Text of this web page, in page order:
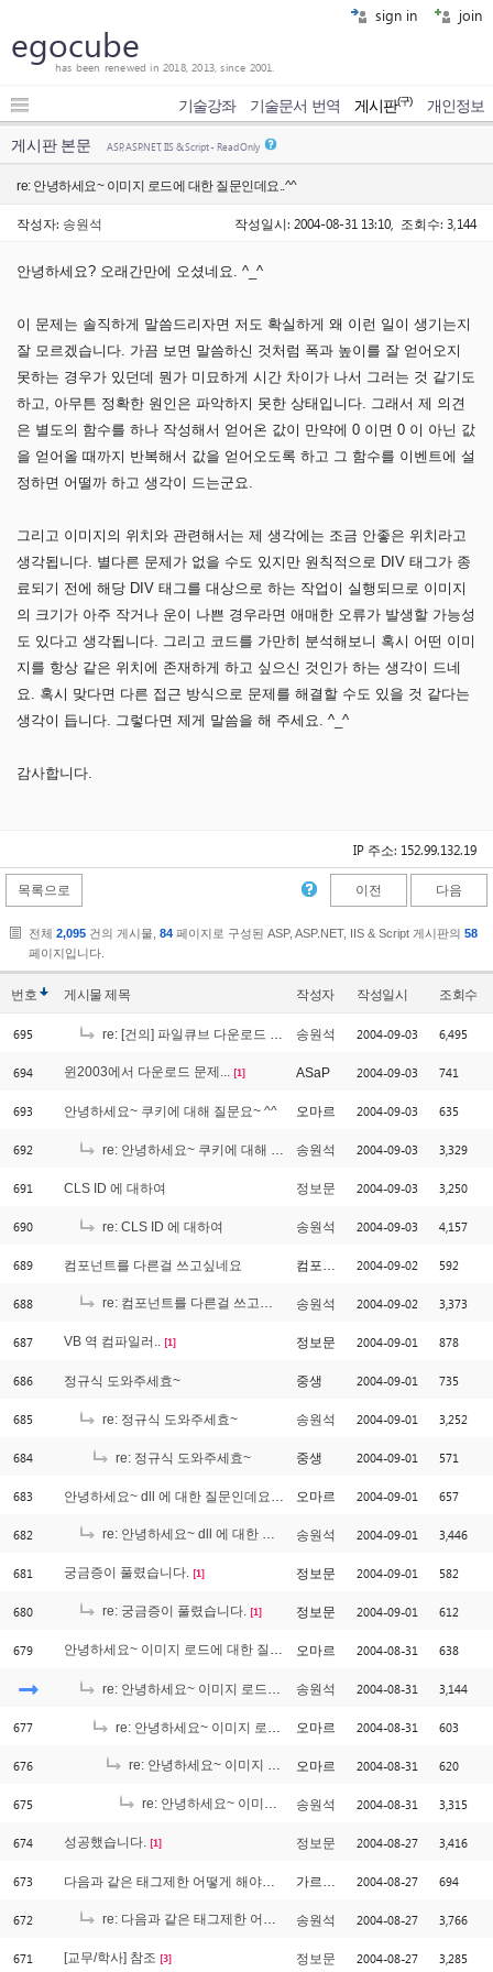
sign in join
egocube
has been renewed in 2018, 2013, since 2001.
기술강좌 기술문서 번역 게시판(구) 개인정보
게시판 본문 ASP, ASP.NET, IIS & Script - Read Only
re: 안녕하세요~ 이미지 로드에 대한 질문인데요..^^
작성자: 송원석 작성일시: 2004-08-31 13:10, 조회수: 3,144
안녕하세요? 오래간만에 오셨네요. ^_^
이 문제는 솔직하게 말씀드리자면 저도 확실하게 왜 이런 일이 생기는지
잘 모르겠습니다. 가끔 보면 말씀하신 것처럼 폭과 높이를 잘 얻어오지
못하는 경우가 있던데 뭔가 미묘하게 시간 차이가 나서 그러는 것 같기도
하고, 아무튼 정확한 원인은 파악하지 못한 상태입니다. 그래서 제 의견
은 별도의 함수를 하나 작성해서 얻어온 값이 만약에 0 이면 0 이 아닌 값
을 얻어올 때까지 반복해서 값을 얻어오도록 하고 그 함수를 이벤트에 설
정하면 어떨까 하고 생각이 드는군요.
그리고 이미지의 위치와 관련해서는 제 생각에는 조금 안좋은 위치라고
생각됩니다. 별다른 문제가 없을 수도 있지만 원칙적으로 DIV 태그가 종
료되기 전에 해당 DIV 태그를 대상으로 하는 작업이 실행되므로 이미지
의 크기가 아주 작거나 운이 나쁜 경우라면 애매한 오류가 발생할 가능성
도 있다고 생각됩니다. 그리고 코드를 가만히 분석해보니 혹시 어떤 이미
지를 항상 같은 위치에 존재하게 하고 싶으신 것인가 하는 생각이 드네
요. 혹시 맞다면 다른 접근 방식으로 문제를 해결할 수도 있을 것 같다는
생각이 듭니다. 그렇다면 제게 말씀을 해 주세요. ^_^
감사합니다.
IP 주소: 152.99.132.19
목록으로 이전 다음
전체 2,095 건의 게시물, 84 페이지로 구성된 ASP, ASP.NET, IIS & Script 게시판의 58
페이지입니다.
번호 게시물제목 작성자 작성일시 조회수
695 re: [건의] 파일큐브 다운로드 로직.. 송원석 2004-09-03 6,495
694 윈2003에서 다운로드 문제... [1] ASaP 2004-09-03 741
693 안녕하세요~ 쿠키에 대해 질문요~ ^^ 오마르 2004-09-03 635
692 re: 안녕하세요~ 쿠키에 대해 질문요~ ^^ 송원석 2004-09-03 3,329
691 CLS ID 에 대하여 정보문 2004-09-03 3,250
690 re: CLS ID 에 대하여 송원석 2004-09-03 4,157
689 컴포넌트를 다른걸 쓰고싶네요 컴포넌트 2004-09-02 592
688 re: 컴포넌트를 다른걸 쓰고싶네요 [3]
송원석 2004-09-02 3,373
687 VB 역 컴파일러.. [1] 정보문 2004-09-01 878
686 정규식 도와주세효~ 중생 2004-09-01 735
685 re: 정규식 도와주세효~ 송원석 2004-09-01 3,252
684 re: 정규식 도와주세효~ 중생 2004-09-01 571
683 안녕하세요~ dll 에 대한 질문인데요 ^^ 오마르 2004-09-01 657
682 re: 안녕하세요~ dll 에 대한 질문인데요 ^^ [1]
송원석 2004-09-01 3,446
681 궁금증이 풀렸습니다. [1] 정보문 2004-09-01 582
680 re: 궁금증이 풀렸습니다. [1] 정보문 2004-09-01 612
679 안녕하세요~ 이미지 로드에 대한 질문인데요..^^ 오마르 2004-08-31 638
re: 안녕하세요~ 이미지 로드에 대한 질문인데요..^^ 송원석 2004-08-31 3,144
677 re: 안녕하세요~ 이미지 로드에 대한 질문인데요..^^ 오마르 2004-08-31 603
676 re: 안녕하세요~ 이미지 로드에 대한 질문인데요..^^ [2]
오마르 2004-08-31 620
675 re: 안녕하세요~ 이미지 로드에 대한 질문인데요..^^ [1]
송원석 2004-08-31 3,315
674 성공했습니다. [1] 정보문 2004-08-27 3,416
673 다음과 같은 태그제한 어떻게 해야하죠? 가르쳐주세요 2004-08-27 694
672 re: 다음과 같은 태그제한 어떻게 해야하죠? [3]
송원석 2004-08-27 3,766
671 [교무/학사] 참조 [3] 정보문 2004-08-27 3,285